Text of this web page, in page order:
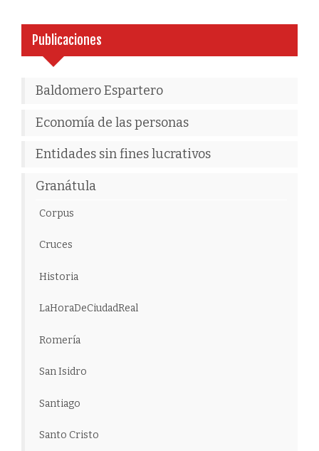
Publicaciones
Baldomero Espartero
Economía de las personas
Entidades sin fines lucrativos
Granátula
Corpus
Cruces
Historia
LaHoraDeCiudadReal
Romería
San Isidro
Santiago
Santo Cristo